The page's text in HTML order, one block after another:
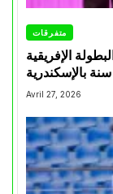
متفرقات
الإفريقية
Avril 27, 2026